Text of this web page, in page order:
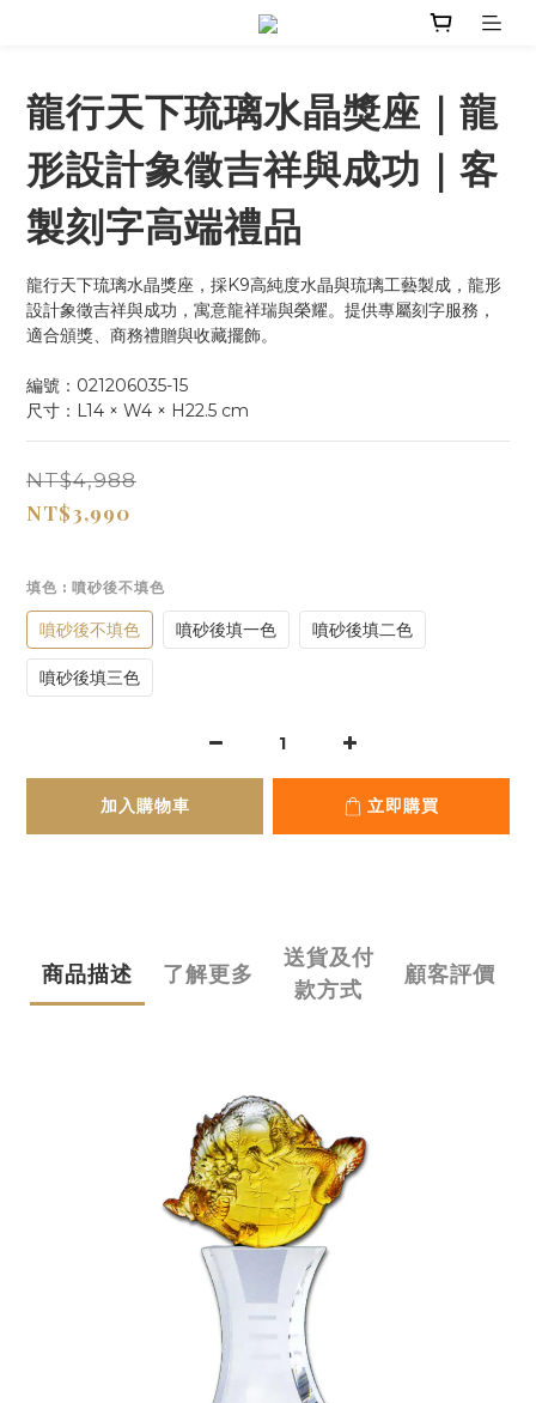
龍行天下琉璃水晶獎座｜龍
形設計象徵吉祥與成功｜客
製刻字高端禮品
龍行天下琉璃水晶獎座，採K9高純度水晶與琉璃工藝製成，龍形
設計象徵吉祥與成功，寓意龍祥瑞與榮耀。提供專屬刻字服務，
適合頒獎、商務禮贈與收藏擺飾。
編號：021206035-15
尺寸：L14 × W4 × H22.5 cm
NT$4,988
NT$3,990
填色 : 噴砂後不填色
噴砂後不填色 噴砂後填一色 噴砂後填二色
噴砂後填三色
加入購物車 立即購買
商品描述 了解更多
送貨及付
款方式
顧客評價